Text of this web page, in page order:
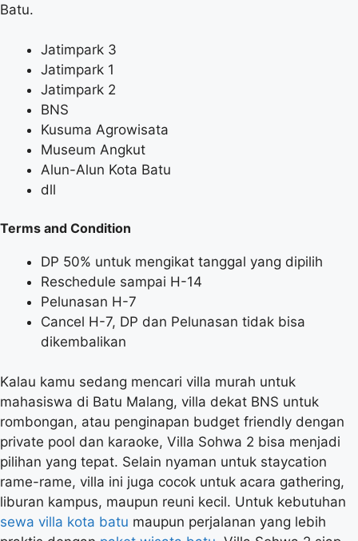
Batu.
Jatimpark 3
Jatimpark 1
Jatimpark 2
BNS
Kusuma Agrowisata
Museum Angkut
Alun-Alun Kota Batu
dll
Terms and Condition
DP 50% untuk mengikat tanggal yang dipilih
Reschedule sampai H-14
Pelunasan H-7
Cancel H-7, DP dan Pelunasan tidak bisa
dikembalikan
Kalau kamu sedang mencari villa murah untuk
mahasiswa di Batu Malang, villa dekat BNS untuk
rombongan, atau penginapan budget friendly dengan
private pool dan karaoke, Villa Sohwa 2 bisa menjadi
pilihan yang tepat. Selain nyaman untuk staycation
rame-rame, villa ini juga cocok untuk acara gathering,
liburan kampus, maupun reuni kecil. Untuk kebutuhan
sewa villa kota batu maupun perjalanan yang lebih